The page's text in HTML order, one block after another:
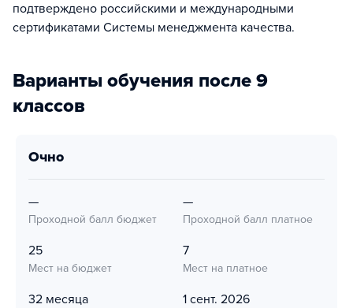
подтверждено российскими и международными
сертификатами Системы менеджмента качества.
Варианты обучения после 9
классов
очно
—
Проходной балл бюджет
—
Проходной балл платное
25
Мест на бюджет
7
Мест на платное
32 месяца 1 сент. 2026